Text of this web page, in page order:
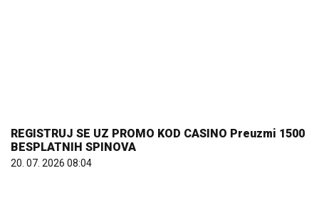
REGISTRUJ SE UZ PROMO KOD CASINO Preuzmi 1500
BESPLATNIH SPINOVA
20. 07. 2026 08:04